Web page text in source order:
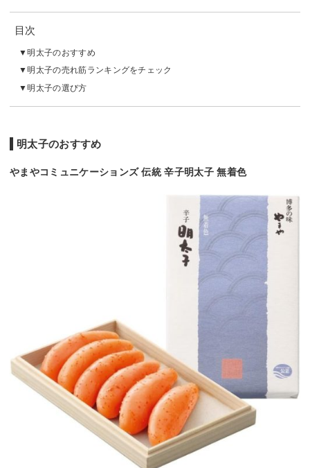
目次
明太子のおすすめ
明太子の売れ筋ランキングをチェック
明太子の選び方
明太子のおすすめ
やまやコミュニケーションズ 伝統 辛子明太子 無着色